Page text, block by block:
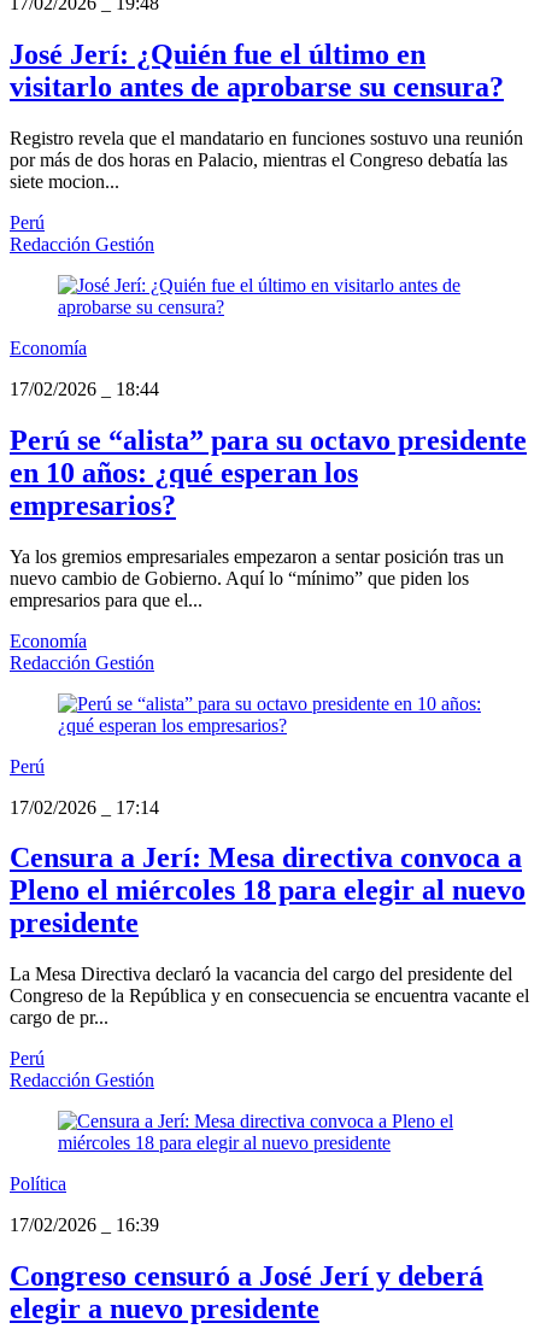
José Jerí: ¿Quién fue el último en
visitarlo antes de aprobarse su censura?
Registro revela que el mandatario en funciones sostuvo una reunión
por más de dos horas en Palacio, mientras el Congreso debatía las
siete mocion...
Perú
Redacción Gestión
Economía
17/02/2026
18:44
Perú se “alista” para su octavo presidente
en 10 años: ¿qué esperan los
empresarios?
Ya los gremios empresariales empezaron a sentar posición tras un
nuevo cambio de Gobierno. Aquí lo “mínimo” que piden los
empresarios para que el...
Economía
Redacción Gestión
Perú
17/02/2026
17:14
Censura a Jerí: Mesa directiva convoca a
Pleno el miércoles 18 para elegir al nuevo
presidente
La Mesa Directiva declaró la vacancia del cargo del presidente del
Congreso de la República y en consecuencia se encuentra vacante el
cargo de pr...
Perú
Redacción Gestión
Política
17/02/2026
16:39
Congreso censuró a José Jerí y deberá
elegir a nuevo presidente